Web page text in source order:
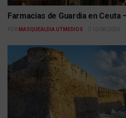
Farmacias de Guardia en Ceuta
POR MASQUEALDIA UTMEDIOS 10/08/2026